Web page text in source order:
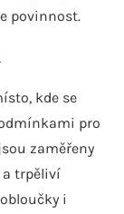
povinnost.
kde se
pro
zaměřeny
a trpěliví
i